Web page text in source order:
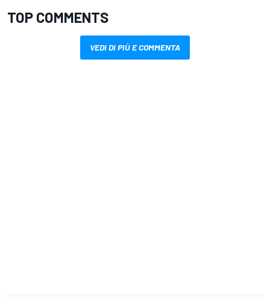
TOP COMMENTS
VEDI DI PIÙ E COMMENTA